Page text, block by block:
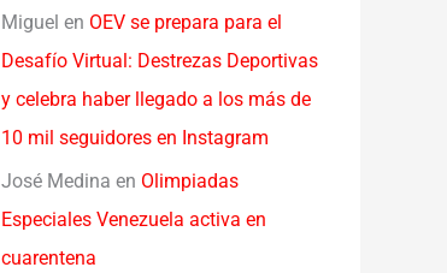
Miguel en OEV se prepara para el
Desafío Virtual: Destrezas Deportivas
y celebra haber llegado a los más de
10 mil seguidores en Instagram
José Medina en Olimpiadas
Especiales Venezuela activa en
cuarentena